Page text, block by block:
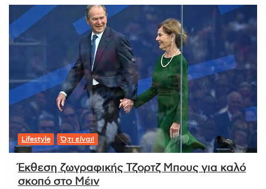
Lifestyle Ό,τι είναι!
Έκθεση ζωγραφικής Τζορτζ Μπους για καλό
σκοπό στο Μέιν